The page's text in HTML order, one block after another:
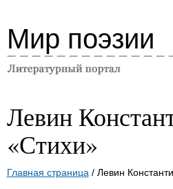
Мир поэзии
Левин
«Стихи»
Главная страница / Левин